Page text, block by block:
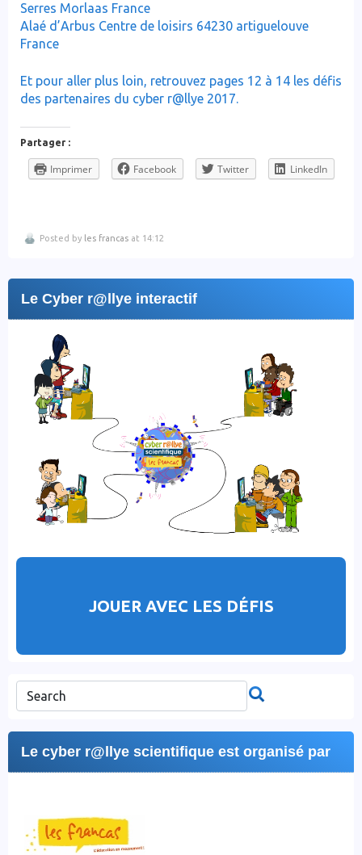
Serres Morlaas France
Alaé d’Arbus Centre de loisirs 64230 artiguelouve
France
Et pour aller plus loin, retrouvez pages 12 à 14 les défis
des partenaires du cyber r@llye 2017.
Partager :
Imprimer Facebook Twitter LinkedIn
Posted by les francas at 14:12
Le Cyber r@llye interactif
JOUER AVEC LES DÉFIS
Le cyber r@llye scientifique est organisé par